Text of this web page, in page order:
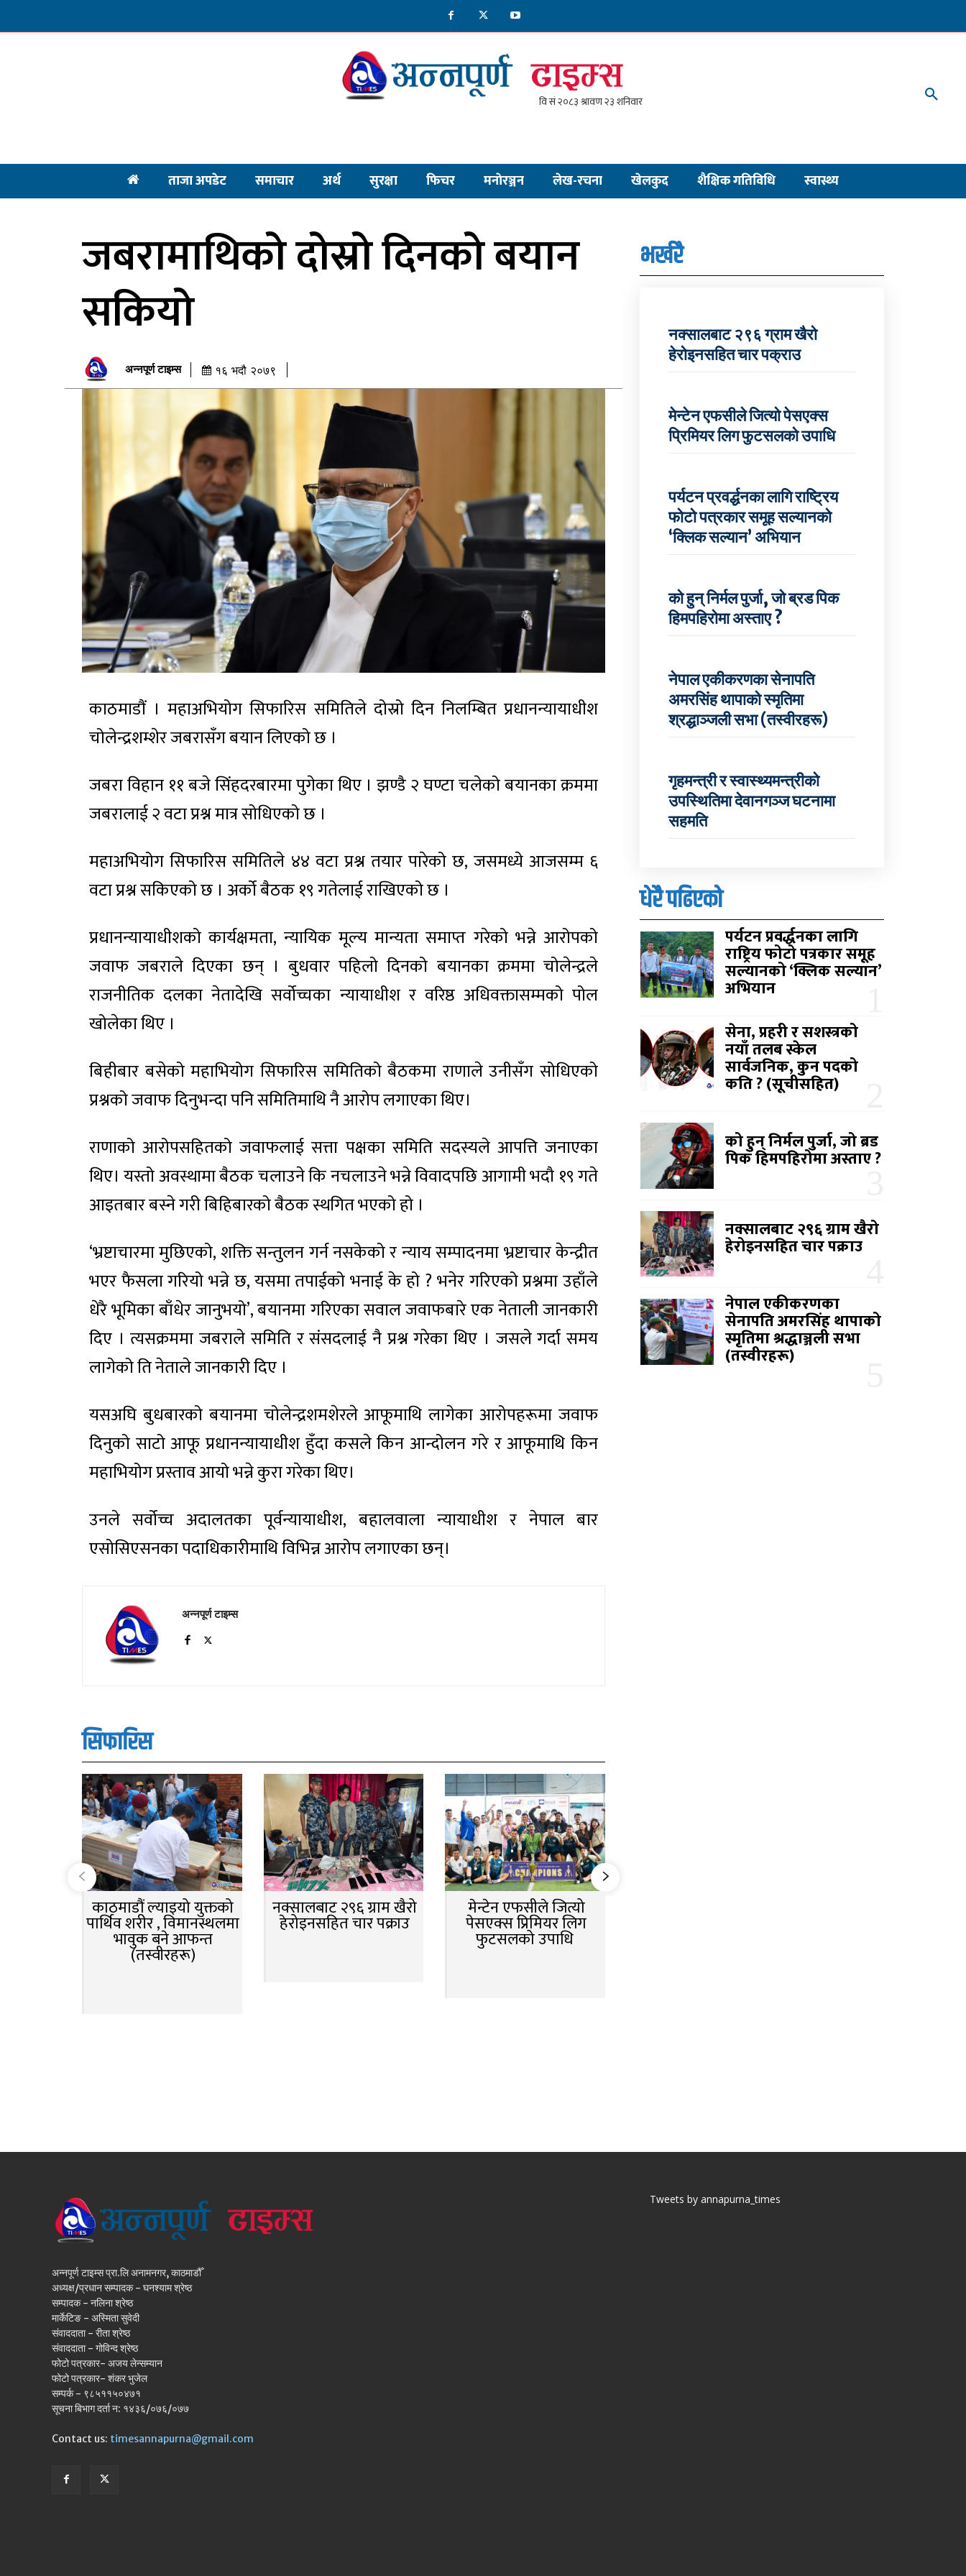
ताजा अपडेट समाचार अर्थ सुरक्षा फिचर मनाेरञ्जन लेख-रचना खेलकुद शैक्षिक गतिविधि स्वास्थ्य
जबरामाथिको दोस्रो दिनको बयान
सकियो
अन्नपूर्ण टाइम्स १६ भदौ २०७९
काठमाडौं । महाअभियोग सिफारिस समितिले दोस्रो दिन निलम्बित प्रधानन्यायाधीश
चोलेन्द्रशम्शेर जबरासँग बयान लिएको छ ।
जबरा विहान ११ बजे सिंहदरबारमा पुगेका थिए । झण्डै २ घण्टा चलेको बयानका क्रममा
जबरालाई २ वटा प्रश्न मात्र सोधिएको छ ।
महाअभियोग सिफारिस समितिले ४४ वटा प्रश्न तयार पारेको छ, जसमध्ये आजसम्म ६
वटा प्रश्न सकिएको छ । अर्को बैठक १९ गतेलाई राखिएको छ ।
प्रधानन्यायाधीशको कार्यक्षमता, न्यायिक मूल्य मान्यता समाप्त गरेको भन्ने आरोपको
जवाफ जबराले दिएका छन् । बुधवार पहिलो दिनको बयानका क्रममा चोलेन्द्रले
राजनीतिक दलका नेतादेखि सर्वोच्चका न्यायाधीश र वरिष्ठ अधिवक्तासम्मको पोल
खोलेका थिए ।
बिहीबार बसेको महाभियोग सिफारिस समितिको बैठकमा राणाले उनीसँग सोधिएको
प्रश्नको जवाफ दिनुभन्दा पनि समितिमाथि नै आरोप लगाएका थिए।
राणाको आरोपसहितको जवाफलाई सत्ता पक्षका समिति सदस्यले आपत्ति जनाएका
थिए। यस्तो अवस्थामा बैठक चलाउने कि नचलाउने भन्ने विवादपछि आगामी भदौ १९ गते
आइतबार बस्ने गरी बिहिबारको बैठक स्थगित भएको हो ।
‘भ्रष्टाचारमा मुछिएको, शक्ति सन्तुलन गर्न नसकेको र न्याय सम्पादनमा भ्रष्टाचार केन्द्रीत
भएर फैसला गरियो भन्ने छ, यसमा तपाईको भनाई के हो ? भनेर गरिएको प्रश्नमा उहाँले
धेरै भूमिका बाँधेर जानुभयो’, बयानमा गरिएका सवाल जवाफबारे एक नेताली जानकारी
दिए । त्यसक्रममा जबराले समिति र संसदलाई नै प्रश्न गरेका थिए । जसले गर्दा समय
लागेको ति नेताले जानकारी दिए ।
यसअघि बुधबारको बयानमा चोलेन्द्रशमशेरले आफूमाथि लागेका आरोपहरूमा जवाफ
दिनुको साटो आफू प्रधानन्यायाधीश हुँदा कसले किन आन्दोलन गरे र आफूमाथि किन
महाभियोग प्रस्ताव आयो भन्ने कुरा गरेका थिए।
उनले सर्वोच्च अदालतका पूर्वन्यायाधीश, बहालवाला न्यायाधीश र नेपाल बार
एसोसिएसनका पदाधिकारीमाथि विभिन्न आरोप लगाएका छन्।
अन्नपूर्ण टाइम्स
सिफारिस
काठमाडौं ल्याइयो युक्तको
पार्थिव शरीर , विमानस्थलमा
भावुक बने आफन्त
(तस्वीरहरू)
नक्सालबाट २९६ ग्राम खैरो
हेरोइनसहित चार पक्राउ
मेन्टेन एफसीले जित्यो
पेसएक्स प्रिमियर लिग
फुटसलको उपाधि
भर्खरै
नक्सालबाट २९६ ग्राम खैरो
हेरोइनसहित चार पक्राउ
मेन्टेन एफसीले जित्यो पेसएक्स
प्रिमियर लिग फुटसलको उपाधि
पर्यटन प्रवर्द्धनका लागि राष्ट्रिय
फोटो पत्रकार समूह सल्यानको
‘क्लिक सल्यान’ अभियान
को हुन् निर्मल पुर्जा, जो ब्रड पिक
हिमपहिरोमा अस्ताए ?
नेपाल एकीकरणका सेनापति
अमरसिंह थापाको स्मृतिमा
श्रद्धाञ्जली सभा (तस्वीरहरू)
गृहमन्त्री र स्वास्थ्यमन्त्रीको
उपस्थितिमा देवानगञ्ज घटनामा
सहमति
धेरै पढिएको
पर्यटन प्रवर्द्धनका लागि
राष्ट्रिय फोटो पत्रकार समूह
सल्यानको ‘क्लिक सल्यान’
अभियान
सेना, प्रहरी र सशस्त्रको
नयाँ तलब स्केल
सार्वजनिक, कुन पदको
कति ? (सूचीसहित)
को हुन् निर्मल पुर्जा, जो ब्रड
पिक हिमपहिरोमा अस्ताए ?
नक्सालबाट २९६ ग्राम खैरो
हेरोइनसहित चार पक्राउ
नेपाल एकीकरणका
सेनापति अमरसिंह थापाको
स्मृतिमा श्रद्धाञ्जली सभा
(तस्वीरहरू)
अन्नपूर्ण टाइम्स प्रा.लि अनामनगर, काठमाडौँ
अध्यक्ष/प्रधान सम्पादक - घनश्याम श्रेष्ठ
सम्पादक - नलिना श्रेष्ठ
मार्केटिङ - अस्मिता सुवेदी
संवाददाता - रीता श्रेष्ठ
संवाददाता - गोविन्द श्रेष्ठ
फोटो पत्रकार- अजय लेन्सम्यान
फोटो पत्रकार- शंकर भुजेल
सम्पर्क - ९८५११५०४७१
सूचना बिभाग दर्ता न: १४३६/०७६/०७७
Contact us: timesannapurna@gmail.com
Tweets by annapurna_times